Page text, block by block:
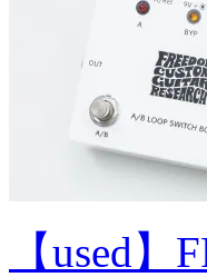
【used